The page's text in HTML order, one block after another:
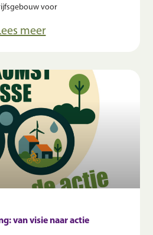
voor
meer
van visie naar actie